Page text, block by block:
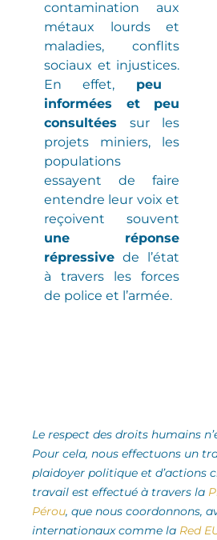
contamination aux
métaux lourds et
maladies, conflits
sociaux et injustices.
En effet, peu
informées et peu
consultées sur les
projets miniers, les
populations
essayent de faire
entendre leur voix et
reçoivent souvent
une réponse
répressive de l’état
à travers les forces
de police et l’armée.
Le respect des droits humains
Pour cela, nous effectuons un
plaidoyer politique et d’actions
travail est effectué à travers la
Pérou, que nous coordonnons,
internationaux comme la Red